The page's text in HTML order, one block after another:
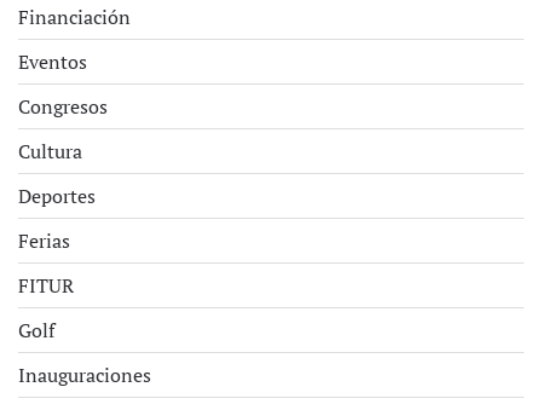
Financiación
Eventos
Congresos
Cultura
Deportes
Ferias
FITUR
Golf
Inauguraciones